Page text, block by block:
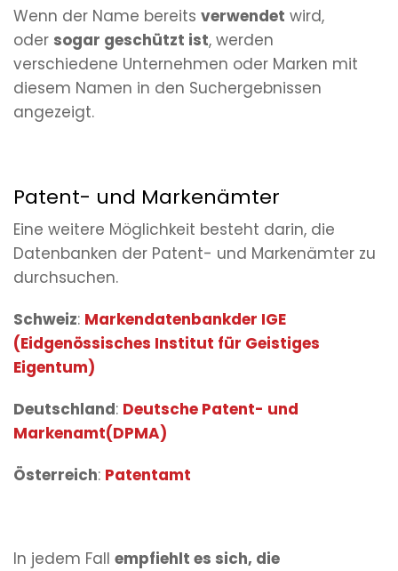
Wenn der Name bereits verwendet wird,
oder sogar geschützt ist, werden
verschiedene Unternehmen oder Marken mit
diesem Namen in den Suchergebnissen
angezeigt.
Patent- und Markenämter
Eine weitere Möglichkeit besteht darin, die
Datenbanken der Patent- und Markenämter zu
durchsuchen.
Schweiz: Markendatenbankder IGE
(Eidgenössisches Institut für Geistiges
Eigentum)
Deutschland: Deutsche Patent- und
Markenamt(DPMA)
Österreich: Patentamt
In jedem Fall empfiehlt es sich, die